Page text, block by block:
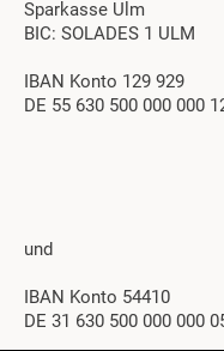
Sparkasse Ulm
BIC: SOLADES 1 ULM
IBAN Konto 129 929
DE 55 630 500 000 000
und
IBAN Konto 54410
DE 31 630 500 000 000